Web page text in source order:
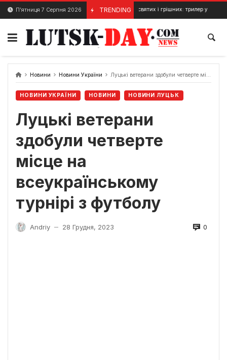
Skip
content
П’ятниця 7 Серпня 2026 TRENDING
23 Січня, 2024 На землі святих і грішних: трилер у Луцьку
Новини Новини України Луцькі ветерани здобули четверте місце на всеукраїнському турнірі з футболу
НОВИНИ УКРАЇНИ НОВИНИ НОВИНИ ЛУЦЬК
Луцькі ветерани
здобули четверте
місце на
всеукраїнському
турнірі з футболу
Andriy — 28 Грудня, 2023 0